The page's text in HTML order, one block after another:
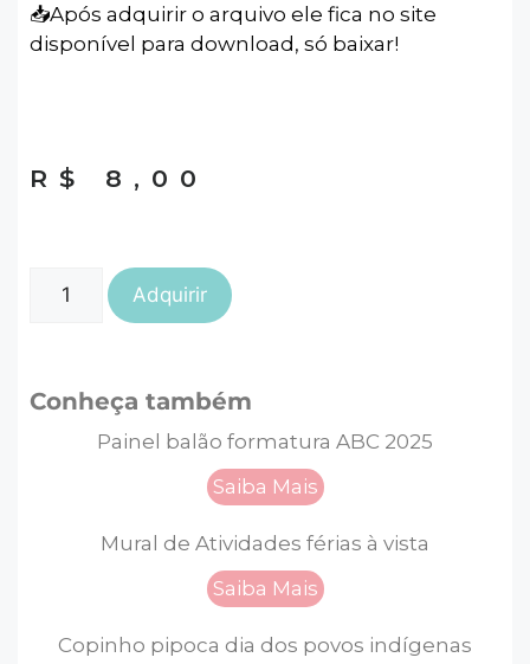
📥Após adquirir o arquivo ele fica no site
disponível para download, só baixar!
R$ 8,00
Adquirir
Conheça também
Painel balão formatura ABC 2025
Saiba Mais
Mural de Atividades férias à vista
Saiba Mais
Copinho pipoca dia dos povos indígenas